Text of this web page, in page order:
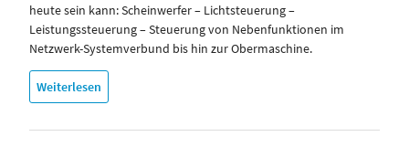
heute sein kann: Scheinwerfer – Lichtsteuerung –
Leistungssteuerung – Steuerung von Nebenfunktionen im
Netzwerk-Systemverbund bis hin zur Obermaschine.
Weiterlesen